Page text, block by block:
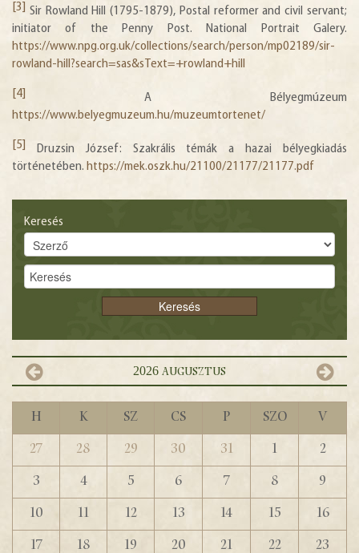
[3]
Sir Rowland Hill (1795-1879), Postal reformer and civil servant;
initiator of the Penny Post. National Portrait Galery.
https://www.npg.org.uk/collections/search/person/mp02189/sir-
rowland-hill?search=sas&sText=+rowland+hill
[4]
A Bélyegmúzeum
https://www.belyegmuzeum.hu/muzeumtortenet/
[5]
Druzsin József: Szakrális témák a hazai bélyegkiadás
történetében. https://mek.oszk.hu/21100/21177/21177.pdf
Keresés
2026 augusztus
H K Sz Cs P Szo
V
27
28 29 30 31 1
2
3
4 5 6 7 8
9
10
11 12 13 14 15
16
17
18 19 20 21 22 23